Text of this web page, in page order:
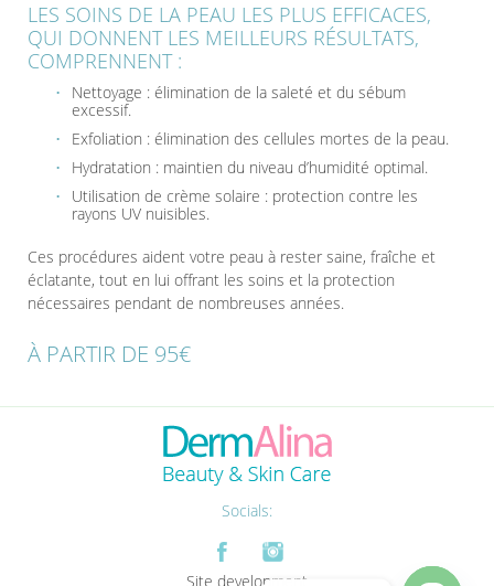
LES SOINS DE LA PEAU LES PLUS EFFICACES,
QUI DONNENT LES MEILLEURS RÉSULTATS,
COMPRENNENT :
Nettoyage : élimination de la saleté et du sébum
excessif.
Exfoliation : élimination des cellules mortes de la peau.
Hydratation : maintien du niveau d’humidité optimal.
Utilisation de crème solaire : protection contre les
rayons UV nuisibles.
Ces procédures aident votre peau à rester saine, fraîche et
éclatante, tout en lui offrant les soins et la protection
nécessaires pendant de nombreuses années.
À PARTIR DE 95€
Socials:
Site development